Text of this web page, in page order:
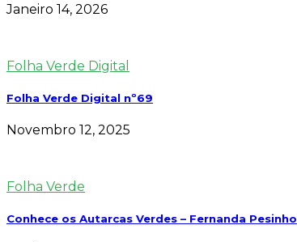
Janeiro 14, 2026
Folha Verde Digital
Folha Verde Digital nº69
Novembro 12, 2025
Folha Verde
Conhece os Autarcas Verdes – Fernanda Pesinho